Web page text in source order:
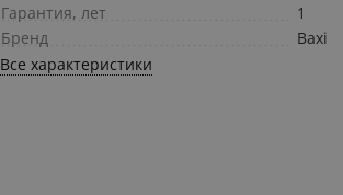
Гарантия, лет
1
Бренд
Baxi
Все характеристики